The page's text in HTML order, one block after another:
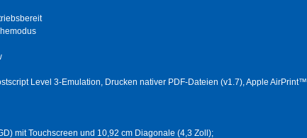
Level 3-Emulation, Drucken nativer PDF-Dateien (v1.7), Apple AirPrint™
mit Touchscreen und 10,92 cm Diagonale (4,3 Zoll);